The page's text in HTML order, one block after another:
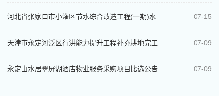
河北省张家口市小灌区节水综合改造工程(一期)水
07-15
天津市永定河泛区行洪能力提升工程补充耕地完工
07-09
永定山水居翠屏湖酒店物业服务采购项目比选公告 07-09